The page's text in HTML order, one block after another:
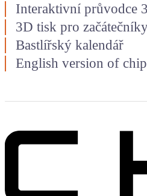
Interaktivní průvodce
3D tisk pro
Bastlířský kalendář
English version of